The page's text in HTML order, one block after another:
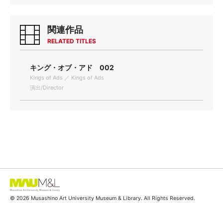
関連作品
RELATED TITLES
キング・オブ・アド 002
Kings of Ads ／ Kings of Ads
演出/Director
© 2026 Musashino Art University Museum & Library. All Rights Reserved.